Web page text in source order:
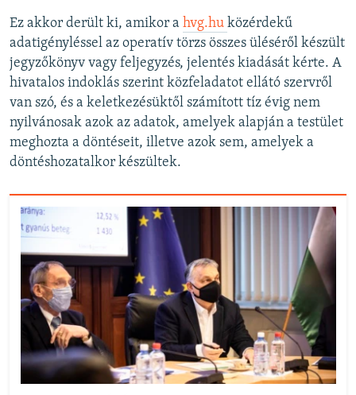
Ez akkor derült ki, amikor a hvg.hu közérdekű
adatigényléssel az operatív törzs összes üléséről készült
jegyzőkönyv vagy feljegyzés, jelentés kiadását kérte. A
hivatalos indoklás szerint közfeladatot ellátó szervről
van szó, és a keletkezésüktől számított tíz évig nem
nyilvánosak azok az adatok, amelyek alapján a testület
meghozta a döntéseit, illetve azok sem, amelyek a
döntéshozatalkor készültek.